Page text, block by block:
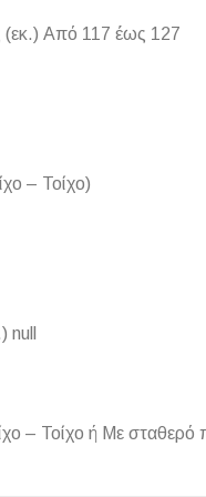
(εκ.) Από 117 έως 127
– Τοίχο)
null
– Τοίχο ή Με σταθερό